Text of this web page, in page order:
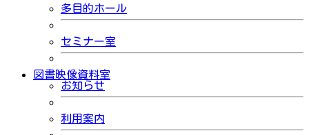
多目的ホール
セミナー室
図書映像資料室
お知らせ
利用案内